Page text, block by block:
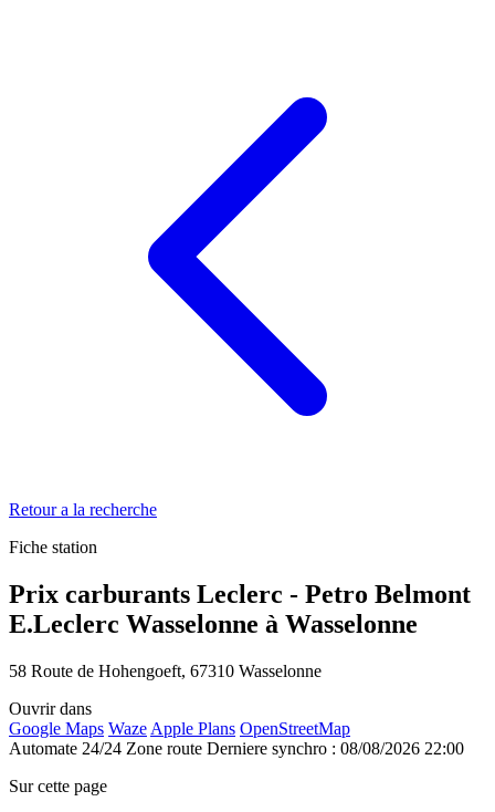
Retour a la recherche
Fiche station
Prix carburants Leclerc - Petro Belmont
E.Leclerc Wasselonne à Wasselonne
58 Route de Hohengoeft, 67310 Wasselonne
Ouvrir dans
Google Maps Waze Apple Plans OpenStreetMap
Automate 24/24 Zone route Derniere synchro : 08/08/2026 22:00
Sur cette page